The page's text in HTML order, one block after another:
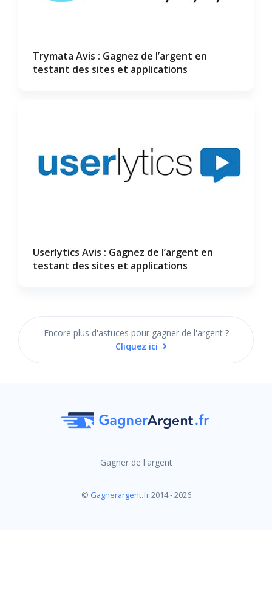
Trymata Avis : Gagnez de l’argent en
testant des sites et applications
Userlytics Avis : Gagnez de l’argent en
testant des sites et applications
Encore plus d'astuces pour gagner de l'argent ?
Cliquez ici
Gagner de l'argent
© Gagnerargent.fr2014 - 2026